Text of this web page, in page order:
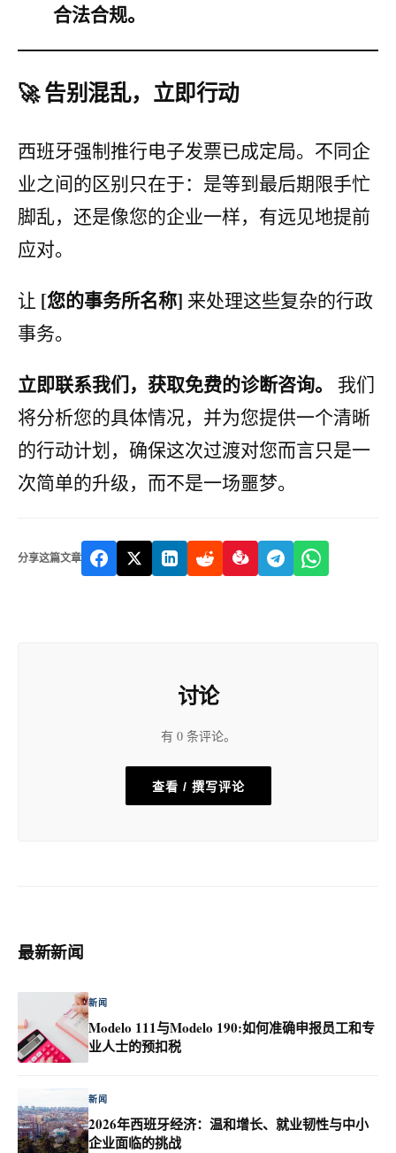
合法合规。
🚀 告别混乱，立即行动
西班牙强制推行电子发票已成定局。不同企
业之间的区别只在于：是等到最后期限手忙
脚乱，还是像您的企业一样，有远见地提前
应对。
让 [您的事务所名称] 来处理这些复杂的行政
事务。
立即联系我们，获取免费的诊断咨询。
我们
将分析您的具体情况，并为您提供一个清晰
的行动计划，确保这次过渡对您而言只是一
次简单的升级，而不是一场噩梦。
分享这篇文章
讨论
有 0 条评论。
查看 / 撰写评论
最新新闻
新闻
Modelo 111与Modelo 190:如何准确申报员工和专
业人士的预扣税
新闻
2026年西班牙经济：温和增长、就业韧性与中小
企业面临的挑战